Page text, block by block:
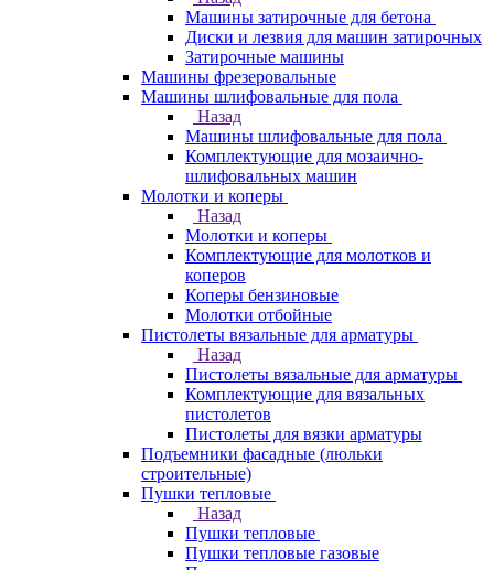
Машины затирочные для бетона
Диски и лезвия для машин затирочных
Затирочные машины
Машины фрезеровальные
Машины шлифовальные для пола
Назад
Машины шлифовальные для пола
Комплектующие для мозаично-
шлифовальных машин
Молотки и коперы
Назад
Молотки и коперы
Комплектующие для молотков и
коперов
Коперы бензиновые
Молотки отбойные
Пистолеты вязальные для арматуры
Назад
Пистолеты вязальные для арматуры
Комплектующие для вязальных
пистолетов
Пистолеты для вязки арматуры
Подъемники фасадные (люльки
строительные)
Пушки тепловые
Назад
Пушки тепловые
Пушки тепловые газовые